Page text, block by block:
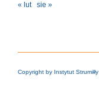
« lut sie »
Copyright by Instytut Strumiłły